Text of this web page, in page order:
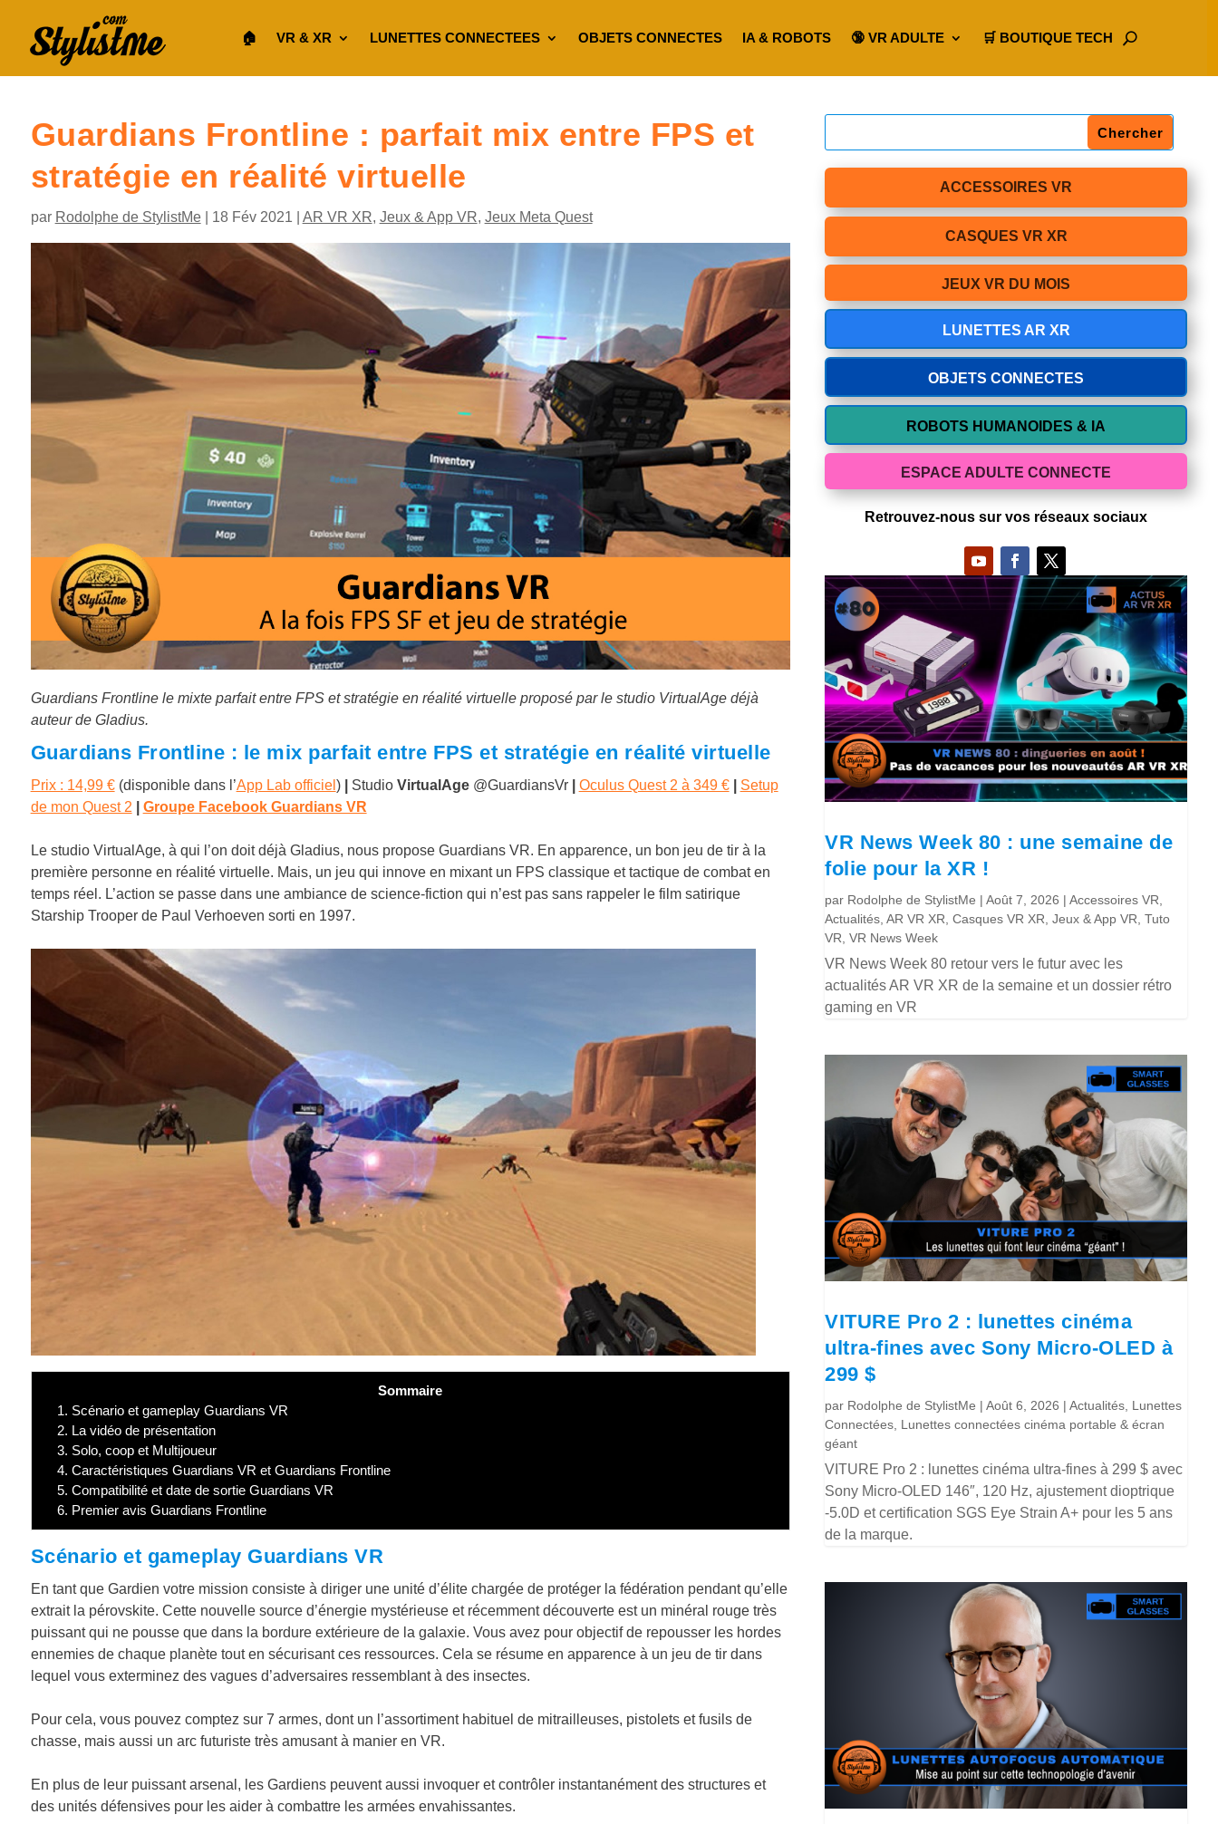
🏠︎ VR & XR LUNETTES CONNECTEES OBJETS CONNECTES IA & ROBOTS 🔞 VR ADULTE 🛒 BOUTIQUE TECH
Guardians Frontline : parfait mix entre FPS et
stratégie en réalité virtuelle
par Rodolphe de StylistMe| 18 Fév 2021 AR VR XR, Jeux & App VR, Jeux Meta Quest
Guardians Frontline le mixte parfait entre FPS et stratégie en réalité virtuelle proposé par le studio VirtualAge déjà
auteur de Gladius.
Guardians Frontline : le mix parfait entre FPS et stratégie en réalité virtuelle
Prix : 14,99 €(disponible dans l’App Lab officiel ) Studio VirtualAge @GuardiansVr| Oculus Quest 2 à 349 €
Setup
de mon Quest 2
Groupe Facebook Guardians VR
Le studio VirtualAge, à qui l’on doit déjà Gladius, nous propose Guardians VR. En apparence, un bon jeu de tir à la
première personne en réalité virtuelle. Mais, un jeu qui innove en mixant un FPS classique et tactique de combat en
temps réel. L’action se passe dans une ambiance de science-fiction qui n’est pas sans rappeler le film satirique
Starship Trooper de Paul Verhoeven sorti en 1997.
Sommaire
1. Scénario et gameplay Guardians VR
2. La vidéo de présentation
3. Solo, coop et Multijoueur
4. Caractéristiques Guardians VR et Guardians Frontline
5. Compatibilité et date de sortie Guardians VR
6. Premier avis Guardians Frontline
Scénario et gameplay Guardians VR
En tant que Gardien votre mission consiste à diriger une unité d’élite chargée de protéger la fédération pendant qu’elle
extrait la pérovskite. Cette nouvelle source d’énergie mystérieuse et récemment découverte est un minéral rouge très
puissant qui ne pousse que dans la bordure extérieure de la galaxie. Vous avez pour objectif de repousser les hordes
ennemies de chaque planète tout en sécurisant ces ressources. Cela se résume en apparence à un jeu de tir dans
lequel vous exterminez des vagues d’adversaires ressemblant à des insectes.
Pour cela, vous pouvez comptez sur 7 armes, dont un l’assortiment habituel de mitrailleuses, pistolets et fusils de
chasse, mais aussi un arc futuriste très amusant à manier en VR.
En plus de leur puissant arsenal, les Gardiens peuvent aussi invoquer et contrôler instantanément des structures et
des unités défensives pour les aider à combattre les armées envahissantes.
ACCESSOIRES VR
CASQUES VR XR
JEUX VR DU MOIS
LUNETTES AR XR
OBJETS CONNECTES
ROBOTS HUMANOIDES & IA
ESPACE ADULTE CONNECTE
Retrouvez-nous sur vos réseaux sociaux
VR News Week 80 : une semaine de
folie pour la XR !
par Rodolphe de StylistMe |Août 7, 2026 |Accessoires VR
Actualités ,AR VR XR ,Casques VR XR ,Jeux & App VR ,Tuto
VR ,VR News Week
VR News Week 80 retour vers le futur avec les
actualités AR VR XR de la semaine et un dossier rétro
gaming en VR
VITURE Pro 2 : lunettes cinéma
ultra-fines avec Sony Micro-OLED à
299 $
par Rodolphe de StylistMe |Août 6, 2026 |Actualités Lunettes
Connectées Lunettes connectées cinéma portable & écran
géant
VITURE Pro 2 : lunettes cinéma ultra-fines à 299 $ avec
Sony Micro-OLED 146″, 120 Hz, ajustement dioptrique
-5.0D et certification SGS Eye Strain A+ pour les 5 ans
de la marque.